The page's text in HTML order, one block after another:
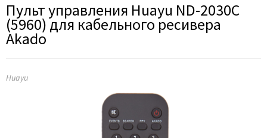
Пульт управления Huayu ND-2030C
(5960) для кабельного ресивера
Akado
Huayu